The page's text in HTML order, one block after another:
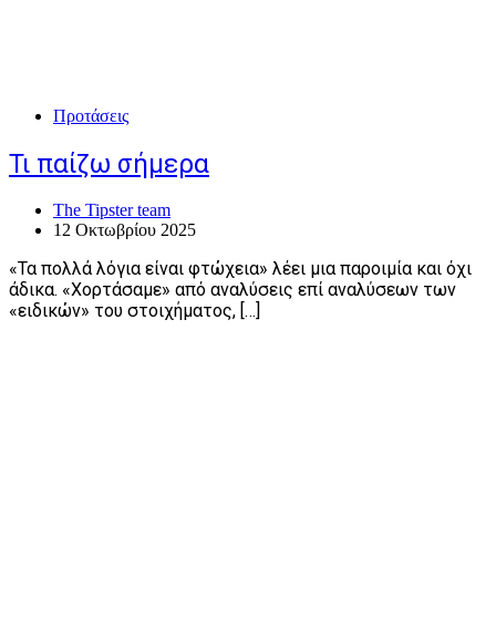
Προτάσεις
Τι παίζω σήμερα
The Tipster team
12 Οκτωβρίου 2025
«Τα πολλά λόγια είναι φτώχεια» λέει μια παροιμία και όχι
άδικα. «Χορτάσαμε» από αναλύσεις επί αναλύσεων των
«ειδικών» του στοιχήματος, […]